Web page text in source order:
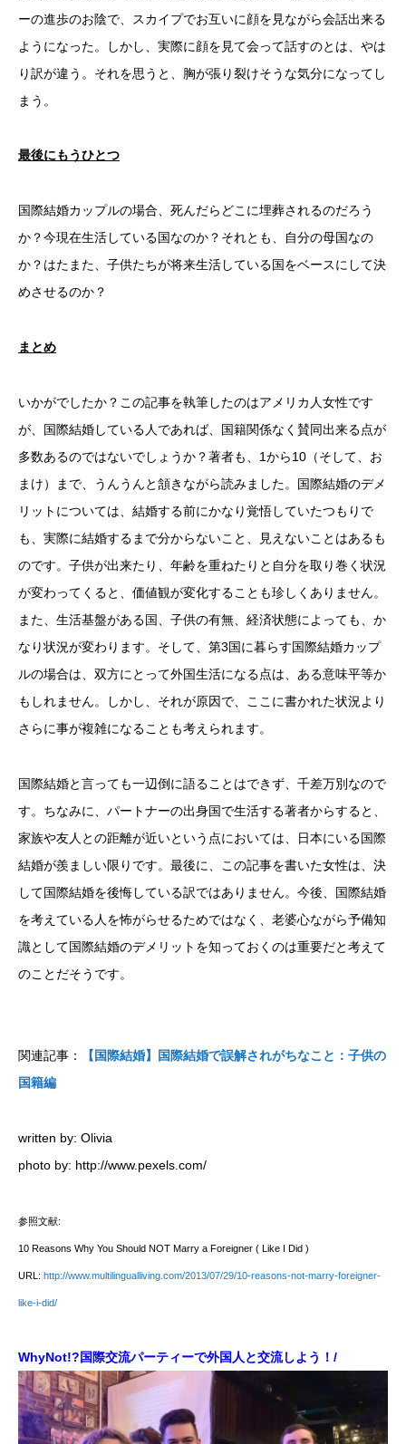
ーの進歩のお陰で、スカイプでお互いに顔を見ながら会話出来る
ようになった。しかし、実際に顔を見て会って話すのとは、やは
り訳が違う。それを思うと、胸が張り裂けそうな気分になってし
まう。
最後にもうひとつ
国際結婚カップルの場合、死んだらどこに埋葬されるのだろう
か？今現在生活している国なのか？それとも、自分の母国なの
か？はたまた、子供たちが将来生活している国をベースにして決
めさせるのか？
まとめ
いかがでしたか？この記事を執筆したのはアメリカ人女性です
が、国際結婚している人であれば、国籍関係なく賛同出来る点が
多数あるのではないでしょうか？著者も、1から10（そして、お
まけ）まで、うんうんと頷きながら読みました。国際結婚のデメ
リットについては、結婚する前にかなり覚悟していたつもりで
も、実際に結婚するまで分からないこと、見えないことはあるも
のです。子供が出来たり、年齢を重ねたりと自分を取り巻く状況
が変わってくると、価値観が変化することも珍しくありません。
また、生活基盤がある国、子供の有無、経済状態によっても、か
なり状況が変わります。そして、第3国に暮らす国際結婚カップ
ルの場合は、双方にとって外国生活になる点は、ある意味平等か
もしれません。しかし、それが原因で、ここに書かれた状況より
さらに事が複雑になることも考えられます。
国際結婚と言っても一辺倒に語ることはできず、千差万別なので
す。ちなみに、パートナーの出身国で生活する著者からすると、
家族や友人との距離が近いという点においては、日本にいる国際
結婚が羨ましい限りです。最後に、この記事を書いた女性は、決
して国際結婚を後悔している訳ではありません。今後、国際結婚
を考えている人を怖がらせるためではなく、老婆心ながら予備知
識として国際結婚のデメリットを知っておくのは重要だと考えて
のことだそうです。
関連記事：
【国際結婚】国際結婚で誤解されがちなこと：子供の
国籍編
written by: Olivia
photo by: http://www.pexels.com/
参照文献:
10 Reasons Why You Should NOT Marry a Foreigner ( Like I Did )
URL: http://www.multilingualliving.com/2013/07/29/10-reasons-not-marry-foreigner-
like-i-did/
WhyNot!?国際交流パーティーで外国人と交流しよう！/